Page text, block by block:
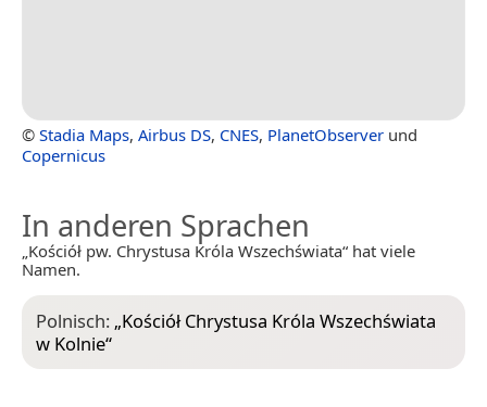
© Stadia Maps, Airbus DS, CNES, PlanetObserver und
Copernicus
In anderen Sprachen
„Kościół pw. Chrystusa Króla Wszechświata“ hat viele
Namen.
Polnisch: „Kościół Chrystusa Króla Wszechświata
w Kolnie“